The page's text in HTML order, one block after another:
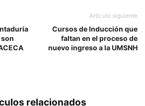
son
Artículo siguiente
Cursos de Inducción que
faltan en el proceso de
nuevo ingreso a la UMSNH
relacionados